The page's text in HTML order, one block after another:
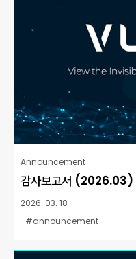
Announcement
감사보고서 (2026.03)
2026. 03. 18
#announcement